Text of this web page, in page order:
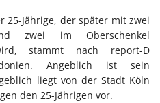
25-Jährige, der später mit zwei
zwei im Oberschenkel
stammt nach report-D
Angeblich ist sein
liegt von der Stadt Köln
den 25-Jährigen vor.